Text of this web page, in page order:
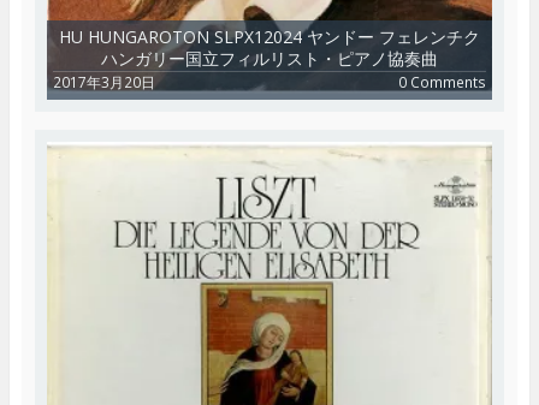
HU HUNGAROTON SLPX12024 ヤンドー フェレンチク
ハンガリー国立フィルリスト・ピアノ協奏曲
2017年3月20日 0 Comments